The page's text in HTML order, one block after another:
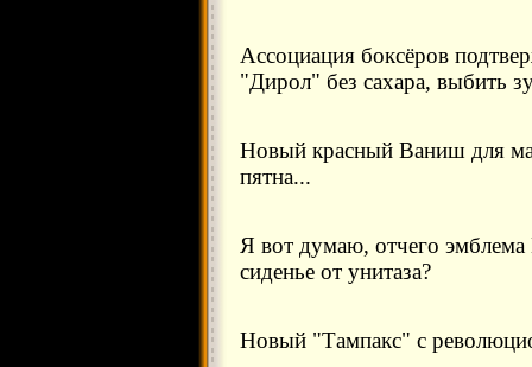
Ассоциация боксёров
"Дирол" без сахара, выбить
Новый красный Ваниш для
пятна...
Я вот думаю, отчего
сиденье от унитаза?
Новый "Тампакс" с